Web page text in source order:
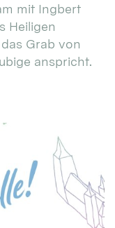
mit Ingbert
Heiligen
Grab von
anspricht.